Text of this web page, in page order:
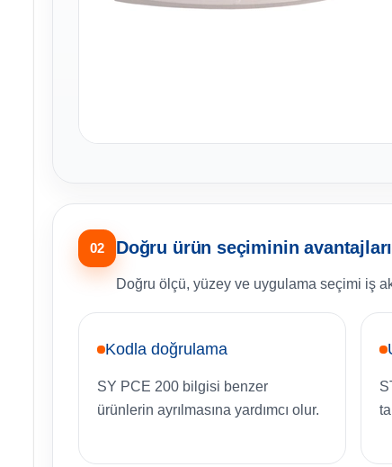
02 Doğru ürün seçiminin avantajları
Doğru ölçü, yüzey ve uygulama seçimi iş
Kodla doğrulama
SY PCE 200 bilgisi benzer
ürünlerin ayrılmasına yardımcı olur.